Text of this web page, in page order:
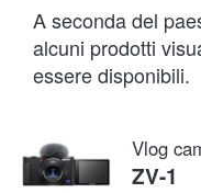
A seconda del
alcuni prodotti
essere disponibili.
Vlog
ZV-1